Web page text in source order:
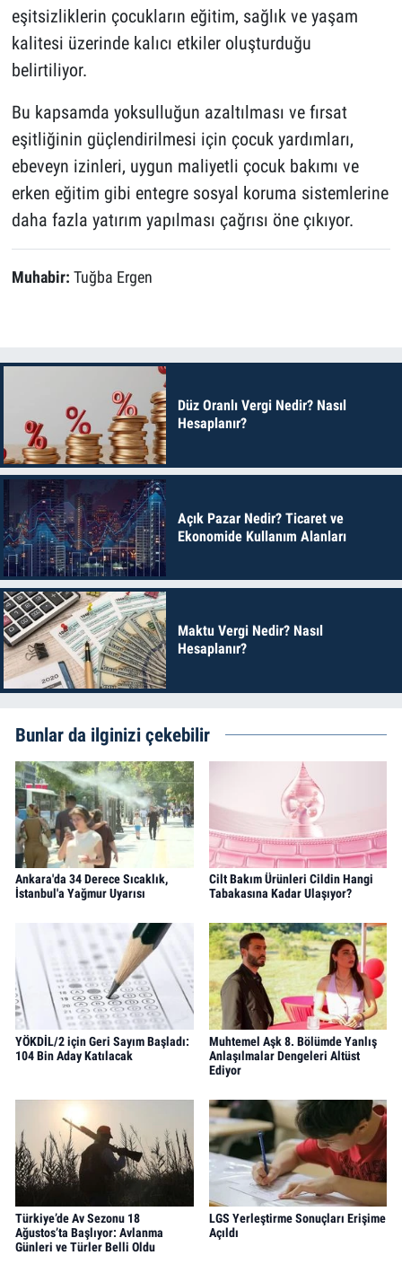
eşitsizliklerin çocukların eğitim, sağlık ve yaşam
kalitesi üzerinde kalıcı etkiler oluşturduğu
belirtiliyor.
Bu kapsamda yoksulluğun azaltılması ve fırsat
eşitliğinin güçlendirilmesi için çocuk yardımları,
ebeveyn izinleri, uygun maliyetli çocuk bakımı ve
erken eğitim gibi entegre sosyal koruma sistemlerine
daha fazla yatırım yapılması çağrısı öne çıkıyor.
Muhabir: Tuğba Ergen
Düz Oranlı Vergi Nedir? Nasıl
Hesaplanır?
Açık Pazar Nedir? Ticaret ve
Ekonomide Kullanım Alanları
Maktu Vergi Nedir? Nasıl
Hesaplanır?
Bunlar da ilginizi çekebilir
Ankara'da 34 Derece Sıcaklık,
İstanbul'a Yağmur Uyarısı
Cilt Bakım Ürünleri Cildin Hangi
Tabakasına Kadar Ulaşıyor?
YÖKDİL/2 için Geri Sayım Başladı:
104 Bin Aday Katılacak
Muhtemel Aşk 8. Bölümde Yanlış
Anlaşılmalar Dengeleri Altüst
Ediyor
Türkiye’de Av Sezonu 18
Ağustos’ta Başlıyor: Avlanma
Günleri ve Türler Belli Oldu
LGS Yerleştirme Sonuçları Erişime
Açıldı